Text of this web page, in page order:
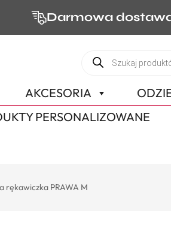
Darmowa
AKCESORIA
PERSONALIZOWANE
rękawiczka PRAWA M